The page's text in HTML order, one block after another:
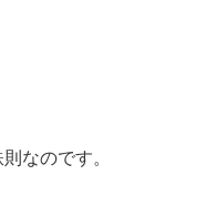
なのです。